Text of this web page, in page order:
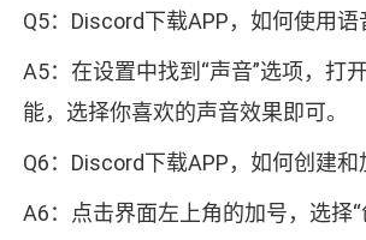
Q5：Discord下载APP，如何使用语
A5：在设置中找到“声音”选项，打
能，选择你喜欢的声音效果即可。
Q6：Discord下载APP，如何创建和
A6：点击界面左上角的加号，选择